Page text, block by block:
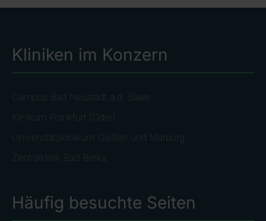
Kliniken im Konzern
Campus Bad Neustadt a.d. Saale
Klinikum Frankfurt (Oder)
Universitätsklinikum Gießen und Marburg
Zentralklinik Bad Berka
Häufig besuchte Seiten